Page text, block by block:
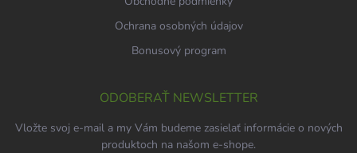
Ochrana osobných údajov
Bonusový program
ODOBERAŤ NEWSLETTER
Vložte svoj e-mail a my Vám budeme zasielať informácie o nových
produktoch na našom e-shope.